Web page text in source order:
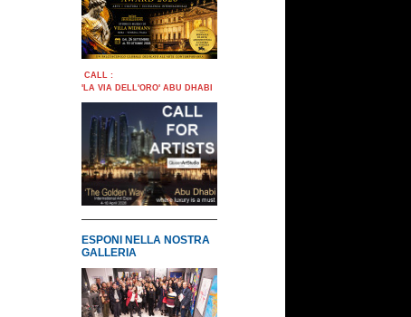
CALL :
'LA VIA DELL'ORO' ABU DHABI
ESPONI NELLA NOSTRA
GALLERIA